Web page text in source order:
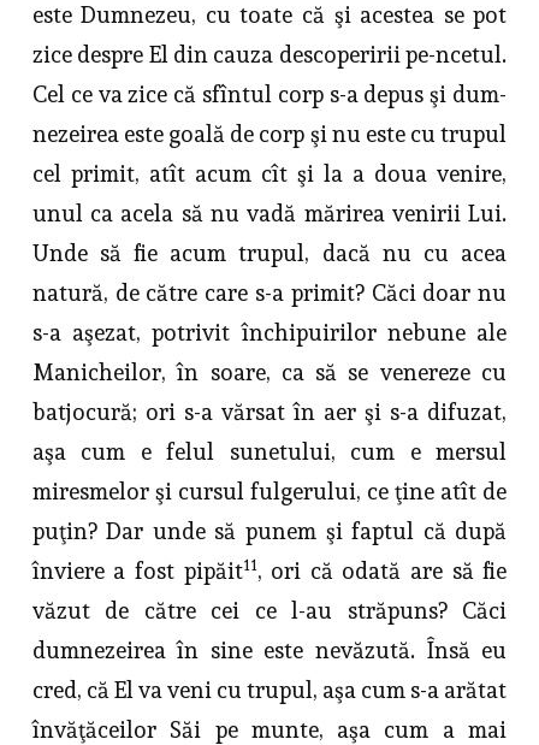
este Dumnezeu, cu toate că şi acestea se pot
zice despre El din cauza descoperirii pe-ncetul.
Cel ce va zice că sfîntul corp s-a depus şi dum­
nezeirea este goală de corp şi nu este cu trupul
cel primit, atît acum cît şi la a doua venire,
unul ca acela să nu vadă mărirea venirii Lui.
Unde să fie acum trupul, dacă nu cu acea
natură, de către care s-a primit? Căci doar nu
s-a aşezat, potrivit închipuirilor nebune ale
Manicheilor, în soare, ca să se venereze cu
batjocură; ori s-a vărsat în aer şi s-a difuzat,
aşa cum e felul sunetului, cum e mersul
miresmelor şi cursul fulgerului, ce ţine atît de
puţin? Dar unde să punem şi faptul că după
înviere a fost pipăit11, ori că odată are să fie
văzut de către cei ce l-au străpuns? Căci
dumnezeirea în sine este nevăzută. Însă eu
cred, că El va veni cu trupul, aşa cum s-a arătat
învăţăceilor Săi pe munte, aşa cum a mai